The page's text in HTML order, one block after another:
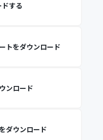
する
トをダウンロード
ンロード
ダウンロード